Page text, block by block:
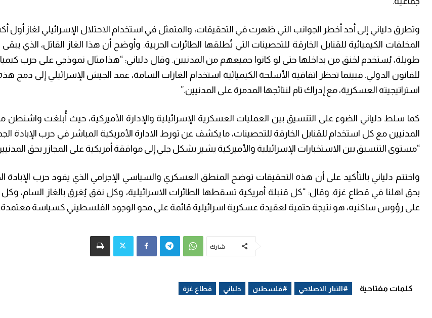
وتطرق دلياني إلى أحد أخطر الجوانب التي ظهرت في التحقيقات، والمتمثل في استخدام الاحتلال الإسرائيلي لغاز أول
المخلفات الكيميائية للقنابل الخارقة للتحصينات التي تُطلقها الطائرات الحربية. وأوضح أن هذا الغاز القاتل، الذي
طويلة، يُستخدم لخنق من بداخلها حتى لو كانوا جميعهم من المدنيين. وقال دلياني: “هذا مثال نموذجي على حرب
للقانون الدولي. فبينما تحظر اتفاقية الأسلحة الكيميائية استخدام الغازات السامة، عمد الجيش الإسرائيلي إلى
استراتيجيته العسكرية، مع إدراك تام لنتائجها المدمرة على المدنيين.”
كما سلط دلياني الضوء على التنسيق بين العمليات العسكرية الإسرائيلية والإدارة الأميركية، حيث أُبلغت واشنطن
المدنيين مع كل استخدام للقنابل الخارقة للتحصينات، ما يكشف عن تورط الادارة الأمريكية المباشر في حرب الإبادة
“مستوى التنسيق بين الاستخبارات الإسرائيلية والأميركية يشير بشكل جلي إلى موافقة أمريكية على المجازر بحق
واختتم دلياني بالتأكيد على أن هذه التحقيقات توضح المنطق العسكري والسياسي الإجرامي الذي يقود حرب الإبادة
بحق اهلنا في قطاع غزة. وقال: “كل قنبلة أمريكية تسقطها الطائرات الاسرائيلية، وكل نفق يُغرق بالغاز السام،
على رؤوس ساكنيه، هو نتيجة حتمية لعقيدة عسكرية اسرائيلية قائمة على محو الوجود الفلسطيني كسياسة
شارك
كلمات مفتاحية #التيار_الاصلاحي #فلسطين دلياني قطاع غزة